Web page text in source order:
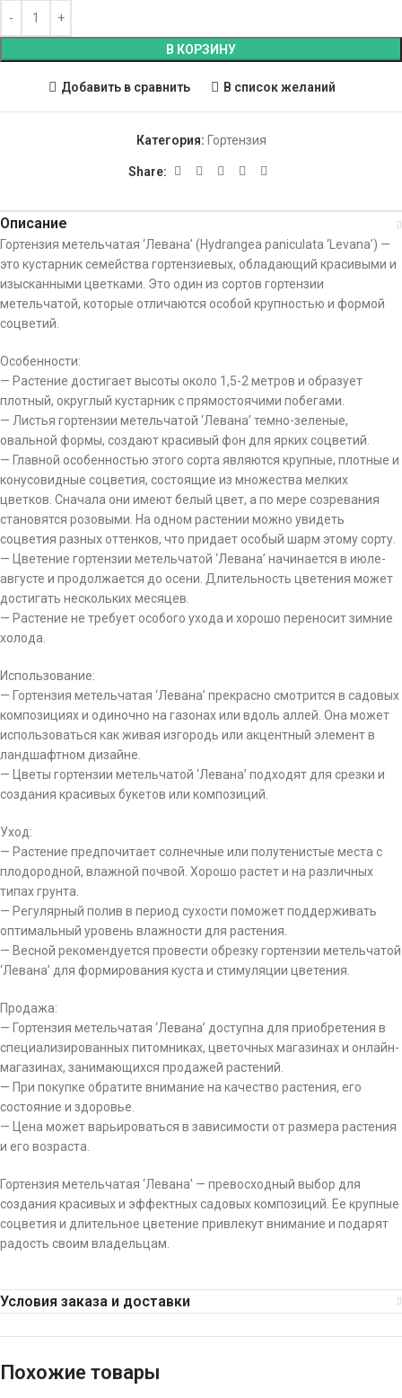
В КОРЗИНУ
Добавить в сравнить В список желаний
Категория: Гортензия
Share:
Описание
Гортензия метельчатая ‘Левана’ (Hydrangea paniculata ‘Levana’) —
это кустарник семейства гортензиевых, обладающий красивыми и
изысканными цветками. Это один из сортов гортензии
метельчатой, которые отличаются особой крупностью и формой
соцветий.
Особенности:
— Растение достигает высоты около 1,5-2 метров и образует
плотный, округлый кустарник с прямостоячими побегами.
— Листья гортензии метельчатой ‘Левана’ темно-зеленые,
овальной формы, создают красивый фон для ярких соцветий.
— Главной особенностью этого сорта являются крупные, плотные и
конусовидные соцветия, состоящие из множества мелких
цветков. Сначала они имеют белый цвет, а по мере созревания
становятся розовыми. На одном растении можно увидеть
соцветия разных оттенков, что придает особый шарм этому сорту.
— Цветение гортензии метельчатой ‘Левана’ начинается в июле-
августе и продолжается до осени. Длительность цветения может
достигать нескольких месяцев.
— Растение не требует особого ухода и хорошо переносит зимние
холода.
Использование:
— Гортензия метельчатая ‘Левана’ прекрасно смотрится в садовых
композициях и одиночно на газонах или вдоль аллей. Она может
использоваться как живая изгородь или акцентный элемент в
ландшафтном дизайне.
— Цветы гортензии метельчатой ‘Левана’ подходят для срезки и
создания красивых букетов или композиций.
Уход:
— Растение предпочитает солнечные или полутенистые места с
плодородной, влажной почвой. Хорошо растет и на различных
типах грунта.
— Регулярный полив в период сухости поможет поддерживать
оптимальный уровень влажности для растения.
— Весной рекомендуется провести обрезку гортензии метельчатой
‘Левана’ для формирования куста и стимуляции цветения.
Продажа:
— Гортензия метельчатая ‘Левана’ доступна для приобретения в
специализированных питомниках, цветочных магазинах и онлайн-
магазинах, занимающихся продажей растений.
— При покупке обратите внимание на качество растения, его
состояние и здоровье.
— Цена может варьироваться в зависимости от размера растения
и его возраста.
Гортензия метельчатая ‘Левана’ — превосходный выбор для
создания красивых и эффектных садовых композиций. Ее крупные
соцветия и длительное цветение привлекут внимание и подарят
радость своим владельцам.
Условия заказа и доставки
Похожие товары